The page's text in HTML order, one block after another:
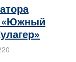
«Южный